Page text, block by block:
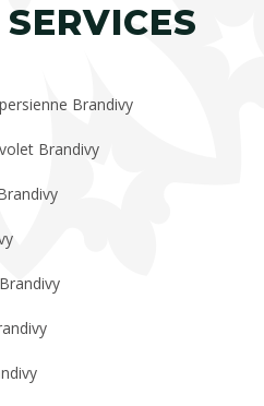
Brandivy
Brandivy